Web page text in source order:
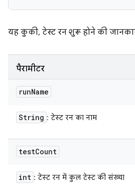
यह कुकी, टेस्ट रन शुरू होने की
पैरामीटर
runName
String : टेस्ट रन का नाम
testCount
int : टेस्ट रन में कुल टेस्ट की संख्या